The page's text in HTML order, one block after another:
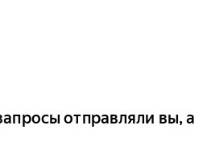
отправляли вы, а